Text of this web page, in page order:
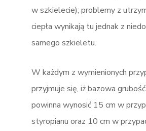
w szkielecie); problemy z
ciepła wynikają tu jednak z
samego szkieletu.
W każdym z wymienionych
przyjmuje się, iż bazowa
powinna wynosić 15 cm w
styropianu oraz 10 cm w